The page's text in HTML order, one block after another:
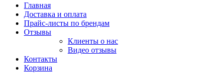
Главная
Доставка и оплата
Прайс-листы по брендам
Отзывы
Клиенты о нас
Видео отзывы
Контакты
Корзина